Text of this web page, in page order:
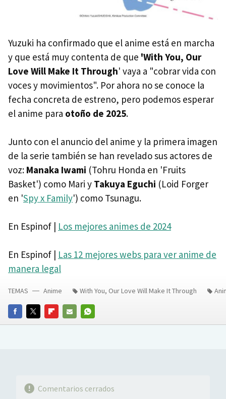
Yuzuki ha confirmado que el anime está en marcha
y que está muy contenta de que 'With You, Our
Love Will Make It Through' vaya a "cobrar vida con
voces y movimientos". Por ahora no se conoce la
fecha concreta de estreno, pero podemos esperar
el anime para otoño de 2025.
Junto con el anuncio del anime y la primera imagen
de la serie también se han revelado sus actores de
voz: Manaka Iwami (Tohru Honda en 'Fruits
Basket') como Mari y Takuya Eguchi (Loid Forger
en 'Spy x Family') como Tsunagu.
En Espinof | Los mejores animes de 2024
En Espinof | Las 12 mejores webs para ver anime de
manera legal
FACEBOOKTWITTERFLIPBOARD
E-
WHATSAPP
TEMAS Anime With You, Our Love Will Make It Through
Comentarios cerrados